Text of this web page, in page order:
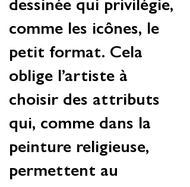
comme les icônes, le
petit format. Cela
oblige l’artiste à
choisir des attributs
qui, comme dans la
peinture religieuse,
permettent au